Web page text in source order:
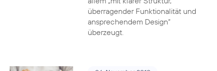
überragender Funktionalität und
ansprechendem Design“
überzeugt.